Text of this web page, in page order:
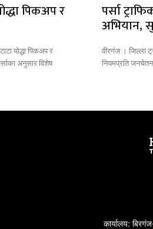
पिकअप र
योद्धा पिकअप र
पर्सा
अभियान,
वीरगंज । जिल्ला
नियमप्रति
कार्यालय: